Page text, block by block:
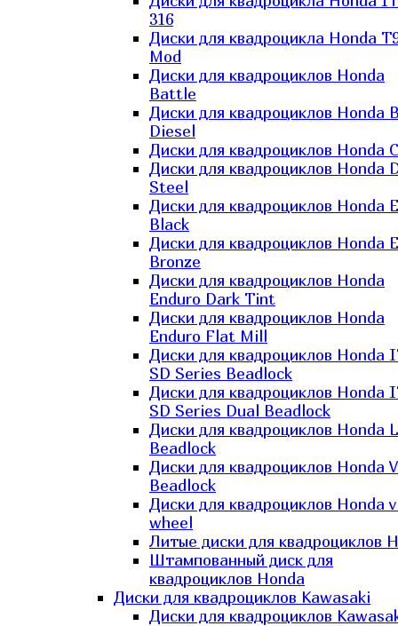
316
Диски для квадроцикла Honda
Mod
Диски для квадроциклов Honda
Battle
Диски для квадроциклов Honda
Diesel
Диски для квадроциклов Honda
Диски для квадроциклов Honda
Steel
Диски для квадроциклов Honda
Black
Диски для квадроциклов Honda
Bronze
Диски для квадроциклов Honda
Enduro Dark Tint
Диски для квадроциклов Honda
Enduro Flat Mill
Диски для квадроциклов Honda
SD Series Beadlock
Диски для квадроциклов Honda
SD Series Dual Beadlock
Диски для квадроциклов Honda
Beadlock
Диски для квадроциклов Honda
Beadlock
Диски для квадроциклов Honda
wheel
Литые диски для квадроциклов
Штампованный диск для
квадроциклов Honda
Диски для квадроциклов Kawasaki
Диски для квадроциклов